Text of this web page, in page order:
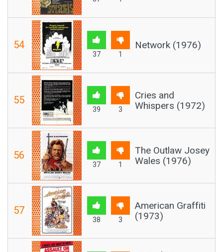
54
37 1
Network (1976)
55
39 3
Cries and
Whispers (1972)
56
37 1
The Outlaw Josey
Wales (1976)
57
38 3
American Graffiti
(1973)